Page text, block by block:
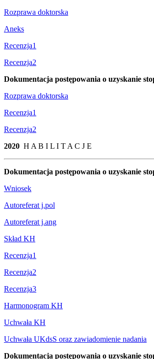
Rozprawa doktorska
Aneks
Recenzja1
Recenzja2
Dokumentacja postępowania o uzyskanie
Rozprawa doktorska
Recenzja1
Recenzja2
2020 H A B I L I T A C J E
Dokumentacja postępowania o uzyskanie
Wniosek
Autoreferat j.pol
Autoreferat j.ang
Skład KH
Recenzja1
Recenzja2
Recenzja3
Harmonogram KH
Uchwała KH
Uchwała UKdsS oraz zawiadomienie nadania
Dokumentacja postępowania o uzyskanie